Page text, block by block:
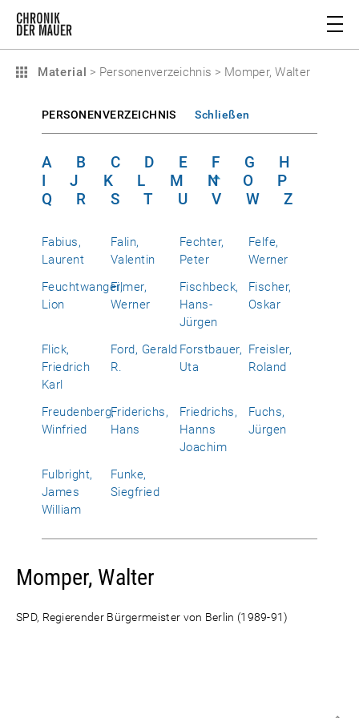
Material > Personenverzeichnis > Momper, Walter
PERSONENVERZEICHNIS Schließen
A B C D E F G
H
I
J K L M N O
P
Q
R S T U V W Z
Fabius,
Laurent
Falin,
Valentin
Fechter,
Peter
Felfe,
Werner
Feuchtwanger,
Lion
Filmer,
Werner
Fischbeck,
Hans-
Jürgen
Fischer,
Oskar
Flick,
Friedrich
Karl
Ford, Gerald
R.
Forstbauer,
Uta
Freisler,
Roland
Freudenberg,
Winfried
Friderichs,
Hans
Friedrichs,
Hanns
Joachim
Fuchs,
Jürgen
Fulbright,
James
William
Funke,
Siegfried
Momper, Walter
SPD, Regierender Bürgermeister von Berlin (1989-91)